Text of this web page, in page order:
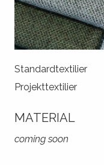
Standardtextilier
Projekttextilier
MATERIAL
coming soon